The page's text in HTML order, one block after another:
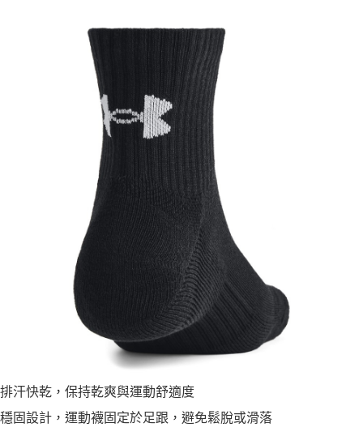
排汗快乾，保持乾爽與運動舒適度
穩固設計，運動襪固定於足跟，避免鬆脫或滑落